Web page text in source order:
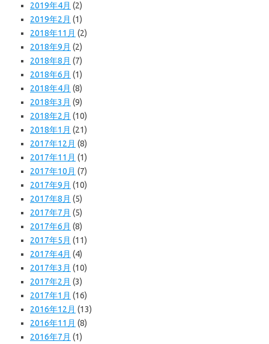
2019年4月 (2)
2019年2月 (1)
2018年11月 (2)
2018年9月 (2)
2018年8月 (7)
2018年6月 (1)
2018年4月 (8)
2018年3月 (9)
2018年2月 (10)
2018年1月 (21)
2017年12月 (8)
2017年11月 (1)
2017年10月 (7)
2017年9月 (10)
2017年8月 (5)
2017年7月 (5)
2017年6月 (8)
2017年5月 (11)
2017年4月 (4)
2017年3月 (10)
2017年2月 (3)
2017年1月 (16)
2016年12月 (13)
2016年11月 (8)
2016年7月 (1)